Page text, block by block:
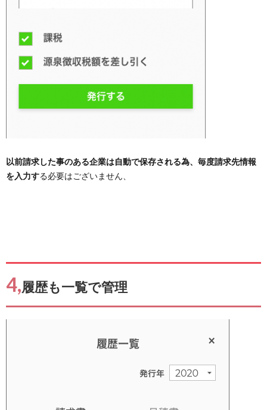
以前請求した事のある企業は自動で保存される為、毎度請求先情報
を入力する必要はございません、
4,履歴も一覧で管理